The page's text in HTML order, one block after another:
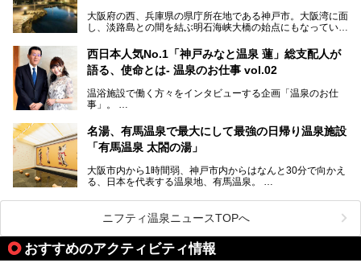
の観光スポットをピックアップ。温泉やご当地グルメなどを
盛り込んだ日帰り観光モデルコースも紹介しているので、ぜ
大阪府の西、兵庫県の県庁所在地である神戸市。大阪湾に面
し、淡路島との間を結ぶ明石海峡大橋の始点にもなっていま
華街をはじめ、きらびやかに発展したハーバーランドなど、
人気観光スポットもめじろ押しです。
そして、温泉好きの視点から見ると、神戸市といえば何とい
湯です。そのお湯をリーズナブルに体験できる健康ランドや
スーパー銭湯があったら……。今回はそんな希望に沿う施設
きます！
西日本人気No.1「神戸みなと温泉 蓮」総支配人が
語る、使命とは- 温泉のお仕事 vol.02
温浴施設で働く方々をインタビューする企画「温泉のお仕
事」。
ング西日本1位、2年連続「ベストオブ宿泊賞」に輝いた
「神戸みなと温泉 蓮」の魅力に迫りました！
名湯、有馬温泉で最大にして最強の日帰り温泉施設
「有馬温泉 太閤の湯」
大阪市内から1時間弱、神戸市内からはなんと30分で向かえ
る、日本を代表する温泉地、有馬温泉。
有名な「金泉」と「銀泉」に加え、人工のの炭酸泉まで楽し
める、ある意味「最強」ともいえる施設です。
今回は自慢のお湯をメインにその魅力の数々を紹介します！
ニフティ温泉ニュースTOPへ
おすすめのアクティビティ情報